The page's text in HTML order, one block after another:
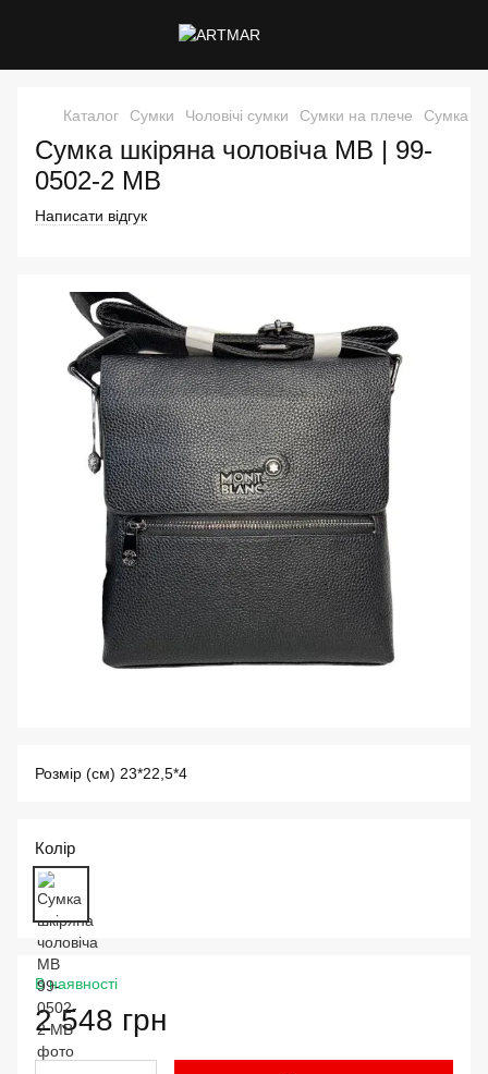
Каталог Сумки Чоловічі сумки Сумки на плече Сумка
Сумка шкіряна чоловіча MB | 99-
0502-2 MB
Написати відгук
Розмір (см) 23*22,5*4
Колір
В наявності
2 548 грн